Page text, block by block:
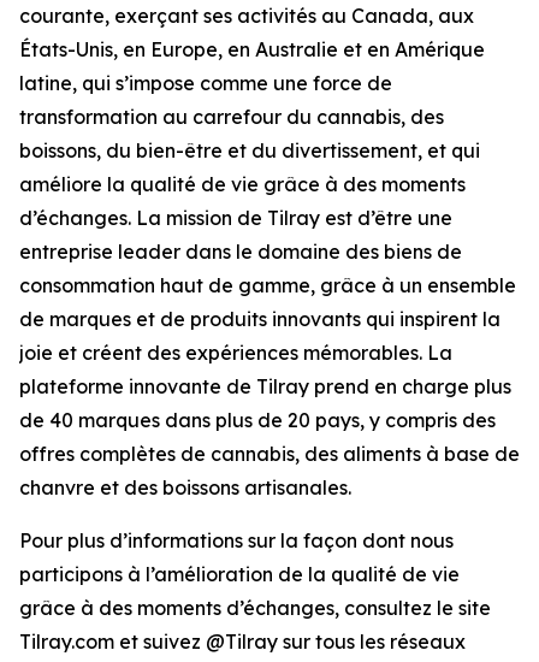
courante, exerçant ses activités au Canada, aux
États-Unis, en Europe, en Australie et en Amérique
latine, qui s’impose comme une force de
transformation au carrefour du cannabis, des
boissons, du bien-être et du divertissement, et qui
améliore la qualité de vie grâce à des moments
d’échanges. La mission de Tilray est d’être une
entreprise leader dans le domaine des biens de
consommation haut de gamme, grâce à un ensemble
de marques et de produits innovants qui inspirent la
joie et créent des expériences mémorables. La
plateforme innovante de Tilray prend en charge plus
de 40 marques dans plus de 20 pays, y compris des
offres complètes de cannabis, des aliments à base de
chanvre et des boissons artisanales.
Pour plus d’informations sur la façon dont nous
participons à l’amélioration de la qualité de vie
grâce à des moments d’échanges, consultez le site
Tilray.com et suivez @Tilray sur tous les réseaux